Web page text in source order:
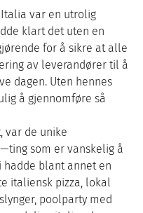
var en utrolig
klart det uten en
for å sikre at alle
av leverandører til å
dagen. Uten hennes
å gjennomføre så
var de unike
som er vanskelig å
hadde blant annet en
italiensk pizza, lokal
poolparty med